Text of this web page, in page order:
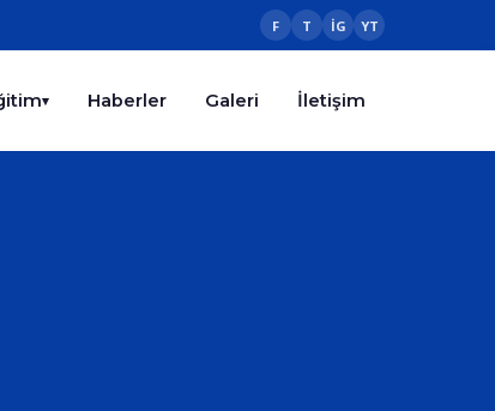
F T IG YT
▾ Haberler Galeri İletişim